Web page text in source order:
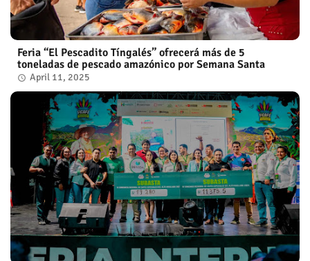
Feria “El Pescadito Tíngalés” ofrecerá más de 5
toneladas de pescado amazónico por Semana Santa
April 11, 2025